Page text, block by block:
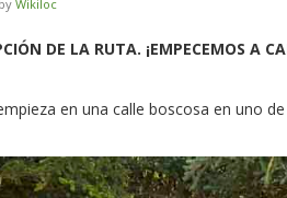
Wikiloc
DE LA RUTA. ¡EMPECEMOS A
en una calle boscosa en uno